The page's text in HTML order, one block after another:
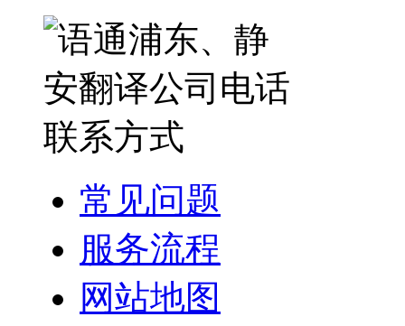
常见问题
服务流程
网站地图